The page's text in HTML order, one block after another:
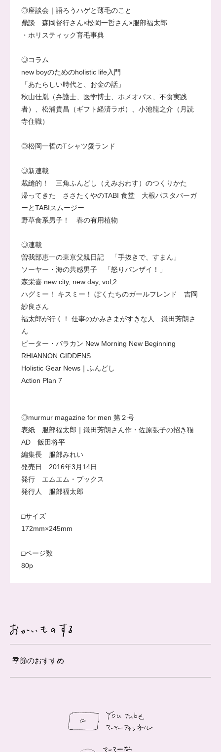
◎座談会｜語ろうハゲと薄毛のこと
鼎談 森岡督行さん×松岡一哲さん×服部福太郎
・ホリスティック育毛事典
◎コラム
new boyのためのholistic life入門
「あたらしい時代と、お金の話」
秋山佳胤（弁護士、医学博士、ホメオパス、不食実践
者）、松浦貴昌（ギフト経済ラボ）、小池龍之介（月読
寺住職）
◎松岡一哲のTシャツ愛ランド
◎新連載
裁縫的！ 三角ふんどし（えみおわす）のつくりかた
帰ってきた ささたくやのTABI 食堂 大根パスタバーガ
ーとTABIスムージー
野草食系男子！ 春の有用植物
◎連載
曽我部恵一の東京父親日記 「手抜きで、すまん」
ソーヤー・海の共感男子 「怒りバンザイ！」
森栄喜 new city, new day, vol,2
ハグミー！ キスミー！ ぼくたちのガールフレンド 吉岡
紗良さん
福太郎が行く！ 仕事のかみさまがすきな人 鎌田芳朗さ
ん
ピーター・バラカン New Morning New Beginning
RHIANNON GIDDENS
Holistic Gear News｜ふんどし
Action Plan 7
◎murmur magazine for men 第２号
表紙 服部福太郎｜鎌田芳朗さん作・佐原張子の招き猫
AD 飯田将平
編集長 服部みれい
発売日 2016年3月14日
発行 エムエム・ブックス
発行人 服部福太郎
□サイズ
172mm×245mm
□ページ数
80p
季節のおすすめ